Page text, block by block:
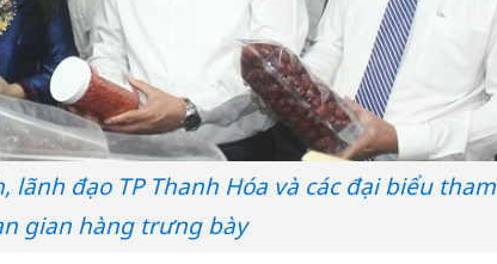
lãnh đạo TP Thanh Hóa và các đại biểu tham
gian hàng trưng bày